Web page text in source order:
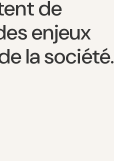
de
enjeux
la société.